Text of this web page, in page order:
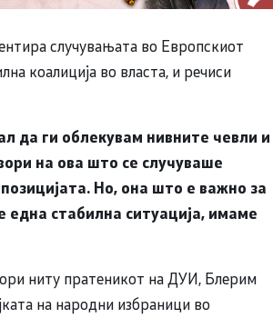
случувањата во Европскиот
коалиција во власта, и речиси
да ги облекувам нивните чевли и
на ова што се случуваше
Но, она што е важно за
стабилна ситуација, имаме
ниту пратеникот на ДУИ, Блерим
на народни избраници во